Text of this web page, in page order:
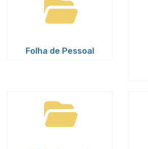
Folha de Pessoal